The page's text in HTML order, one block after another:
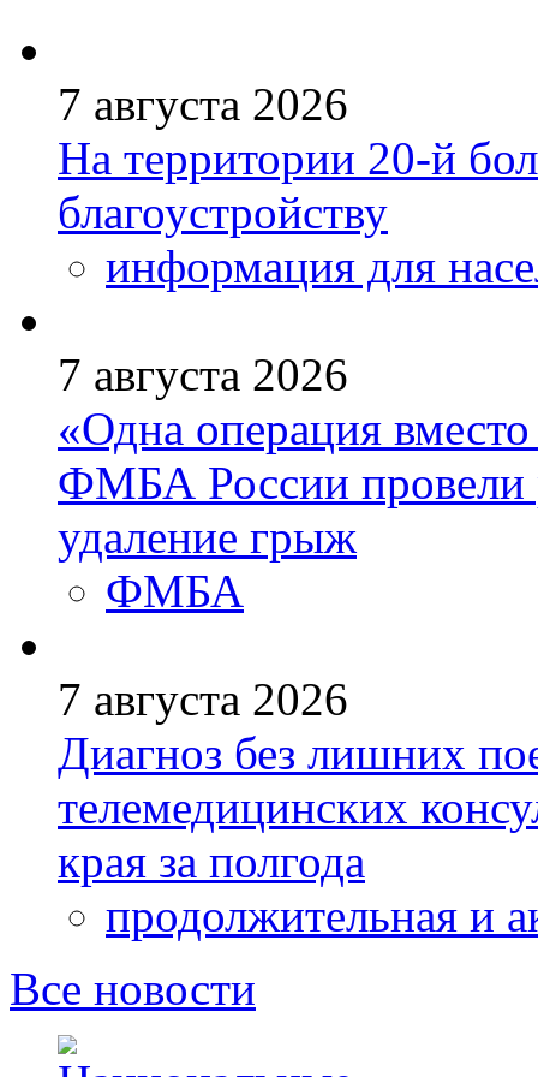
7 августа 2026
На территории 20-й
благоустройству
информация для
7 августа 2026
«Одна операция
ФМБА России провели
удаление грыж
ФМБА
7 августа 2026
Диагноз без лишних
телемедицинских
края за полгода
продолжительная и
Все новости